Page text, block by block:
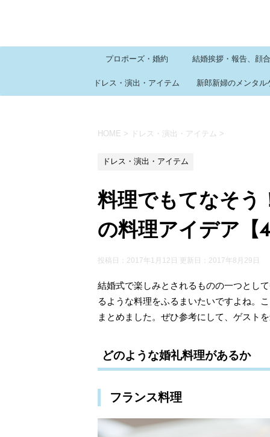
プロポーズ・婚約 結婚挨拶・報告、顔
ドレス・演出・アイテム 新郎新婦のメンタル
HOME > ドレス・演出・アイテム >
ドレス・演出・アイテム
料理でもてなそう
の料理アイデア【
投稿日：2017年1月12日 更新日： 2017年8月29日
結婚式で楽しみとされるものの一つとし
るような料理をふるまいたいですよね。
まとめました。ぜひ参考にして、ゲスト
どのような婚礼料理があるか
フランス料理